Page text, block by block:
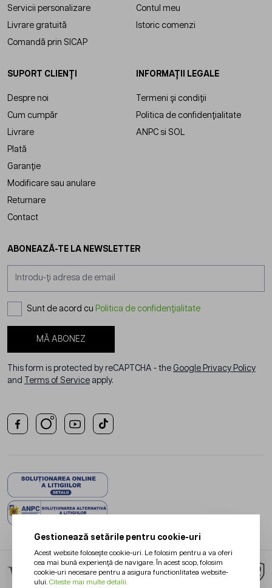
Servicii personalizare
Livrare gratuită
Comandă prin SICAP
Contul meu
Istoric comenzi
SUPORT CLIENȚI
Despre noi
Cum cumpăr
Livrare
Plată
Garanție
Modificare sau anulare
Returnare
Contact
INFORMAȚII LEGALE
Termeni și condiții
Politica de confidențialitate
ANPC si SOL
ABONEAZĂ-TE LA NEWSLETTER
Sunt de acord cu Politica de confidențialitate
MĂ ABONEZ
This form is protected by reCAPTCHA - the Google Privacy Policy
and
Terms of Service apply.
Gestionează setările pentru cookie-uri
Acest website folosește cookie-uri. Le folosim pentru a va oferi
cea mai bună experiență de navigare. În acest scop, folosim
cookie-uri necesare pentru a asigura functionlitatea website-
ului. Citeste mai multe detalii.